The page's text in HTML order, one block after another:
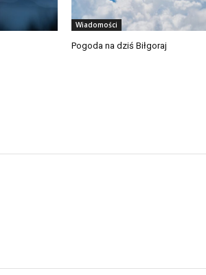
Wiadomości
Pogoda na dziś Biłgoraj